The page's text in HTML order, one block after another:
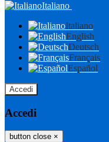
Italiano
Italiano
English
Deutsch
Français
Español
Accedi
Accedi
button close ×